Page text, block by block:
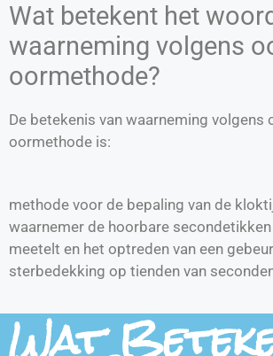
Wat betekent het
waarneming volgens
oormethode?
De betekenis van waarneming volgens
oormethode is:
methode voor de bepaling van de
waarnemer de hoorbare
meetelt en het optreden van een
sterbedekking op tienden van